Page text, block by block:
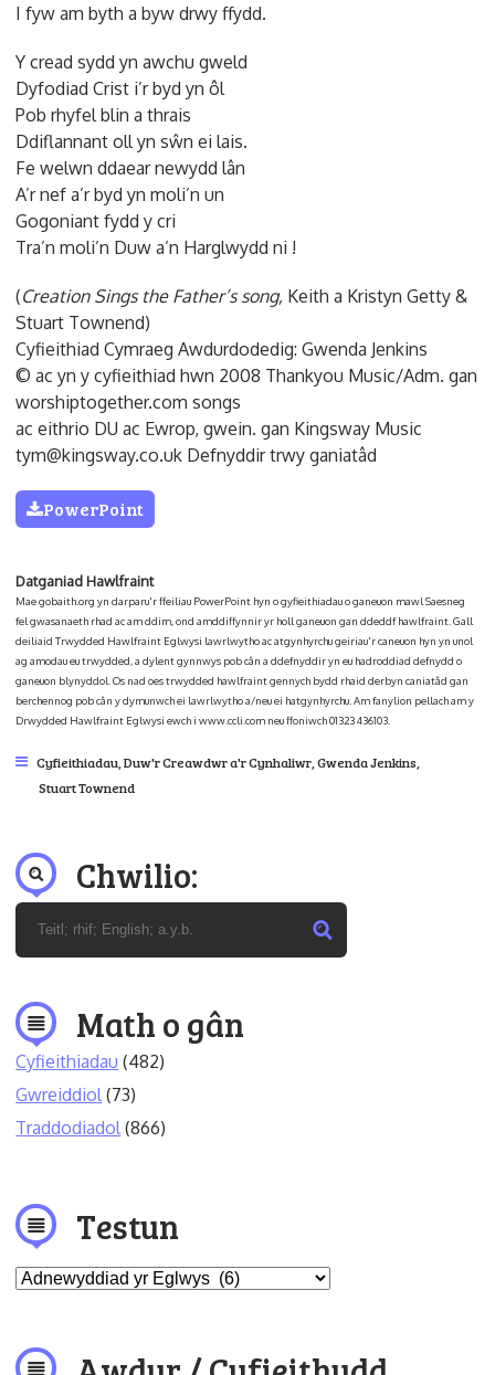
I fyw am byth a byw drwy ffydd.
Y cread sydd yn awchu gweld
Dyfodiad Crist i’r byd yn ôl
Pob rhyfel blin a thrais
Ddiflannant oll yn sŵn ei lais.
Fe welwn ddaear newydd lân
A’r nef a’r byd yn moli’n un
Gogoniant fydd y cri
Tra’n moli’n Duw a’n Harglwydd ni !
(Creation Sings the Father’s song, Keith a Kristyn Getty &
Stuart Townend)
Cyfieithiad Cymraeg Awdurdodedig: Gwenda Jenkins
© ac yn y cyfieithiad hwn 2008 Thankyou Music/Adm. gan
worshiptogether.com songs
ac eithrio DU ac Ewrop, gwein. gan Kingsway Music
tym@kingsway.co.uk Defnyddir trwy ganiatâd
PowerPoint
Datganiad Hawlfraint
Mae gobaith.org yn darparu'r ffeiliau PowerPoint hyn o gyfieithiadau o ganeuon mawl Saesneg
fel gwasanaeth rhad ac am ddim, ond amddiffynnir yr holl ganeuon gan ddeddf hawlfraint. Gall
deiliaid Trwydded Hawlfraint Eglwysi lawrlwytho ac atgynhyrchu geiriau'r caneuon hyn yn unol
ag amodau eu trwydded, a dylent gynnwys pob cân a ddefnyddir yn eu hadroddiad defnydd o
ganeuon blynyddol. Os nad oes trwydded hawlfraint gennych bydd rhaid derbyn caniatâd gan
berchennog pob cân y dymunwch ei lawrlwytho a/neu ei hatgynhyrchu. Am fanylion pellach am y
Drwydded Hawlfraint Eglwysi ewch i www.ccli.com neu ffoniwch 01323 436103.
Cyfieithiadau Duw'r Creawdwr a'r Cynhaliwr Gwenda Jenkins
Stuart Townend
Chwilio:
Math o gân
Cyfieithiadau (482)
Gwreiddiol (73)
Traddodiadol (866)
Testun